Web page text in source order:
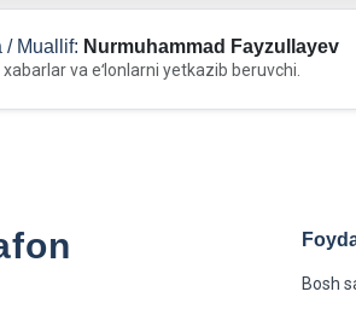
/ Muallif: Nurmuhammad Fayzullayev
xabarlar va eʻlonlarni yetkazib beruvchi.
Bosh